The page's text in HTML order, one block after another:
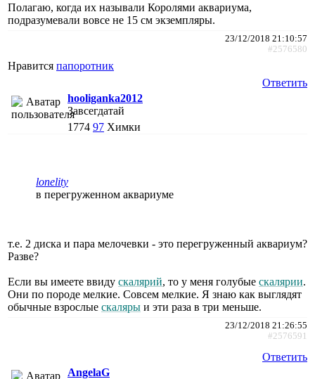
Полагаю, когда их называли Королями аквариума,
подразумевали вовсе не 15 см экземпляры.
23/12/2018 21:10:57
#2576580
Нравится папоротник
Ответить
hooliganka2012
Завсегдатай
1774 97 Химки
lonelity
в перегруженном аквариуме
т.е. 2 диска и пара мелочевки - это перегруженный аквариум?
Разве?
Если вы имеете ввиду скалярий, то у меня голубые скалярии.
Они по породе мелкие. Совсем мелкие. Я знаю как выглядят
обычные взрослые скаляры и эти раза в три меньше.
23/12/2018 21:26:55
#2576591
Ответить
AngelaG